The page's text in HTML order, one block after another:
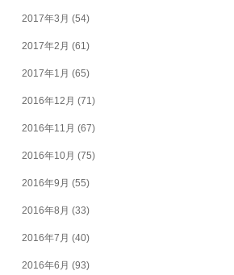
2017年3月 (54)
2017年2月 (61)
2017年1月 (65)
2016年12月 (71)
2016年11月 (67)
2016年10月 (75)
2016年9月 (55)
2016年8月 (33)
2016年7月 (40)
2016年6月 (93)